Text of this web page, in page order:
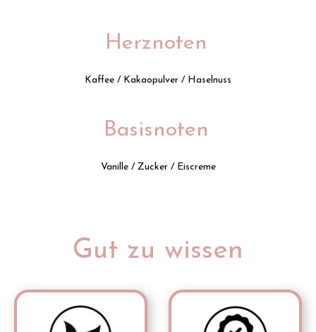
Herznoten
Kaffee / Kakaopulver / Haselnuss
Basisnoten
Vanille / Zucker / Eiscreme
Gut zu wissen